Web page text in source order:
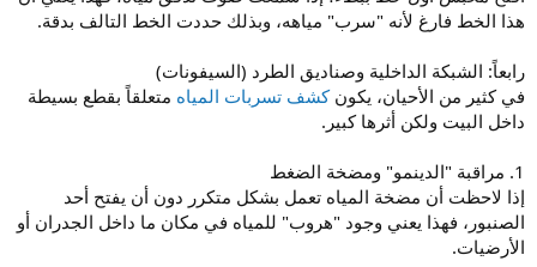
هذا الخط فارغ لأنه "سرب" مياهه، وبذلك حددت الخط التالف بدقة.
رابعاً: الشبكة الداخلية وصناديق الطرد (السيفونات)
في كثير من الأحيان، يكونكشف تسربات المياه متعلقاً بقطع بسيطة
داخل البيت ولكن أثرها كبير.
1. مراقبة "الدينمو" ومضخة الضغط
إذا لاحظت أن مضخة المياه تعمل بشكل متكرر دون أن يفتح أحد
الصنبور، فهذا يعني وجود "هروب" للمياه في مكان ما داخل الجدران أو
الأرضيات.